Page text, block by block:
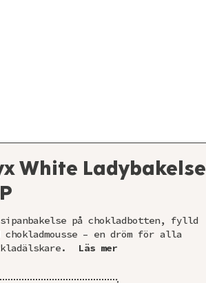
White Ladybakelse
på chokladbotten, fylld
chokladmousse – en dröm för alla
Läs mer